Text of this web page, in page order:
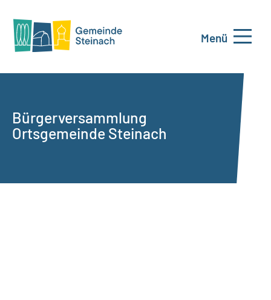
Menü
Bürgerversammlung
Ortsgemeinde Steinach